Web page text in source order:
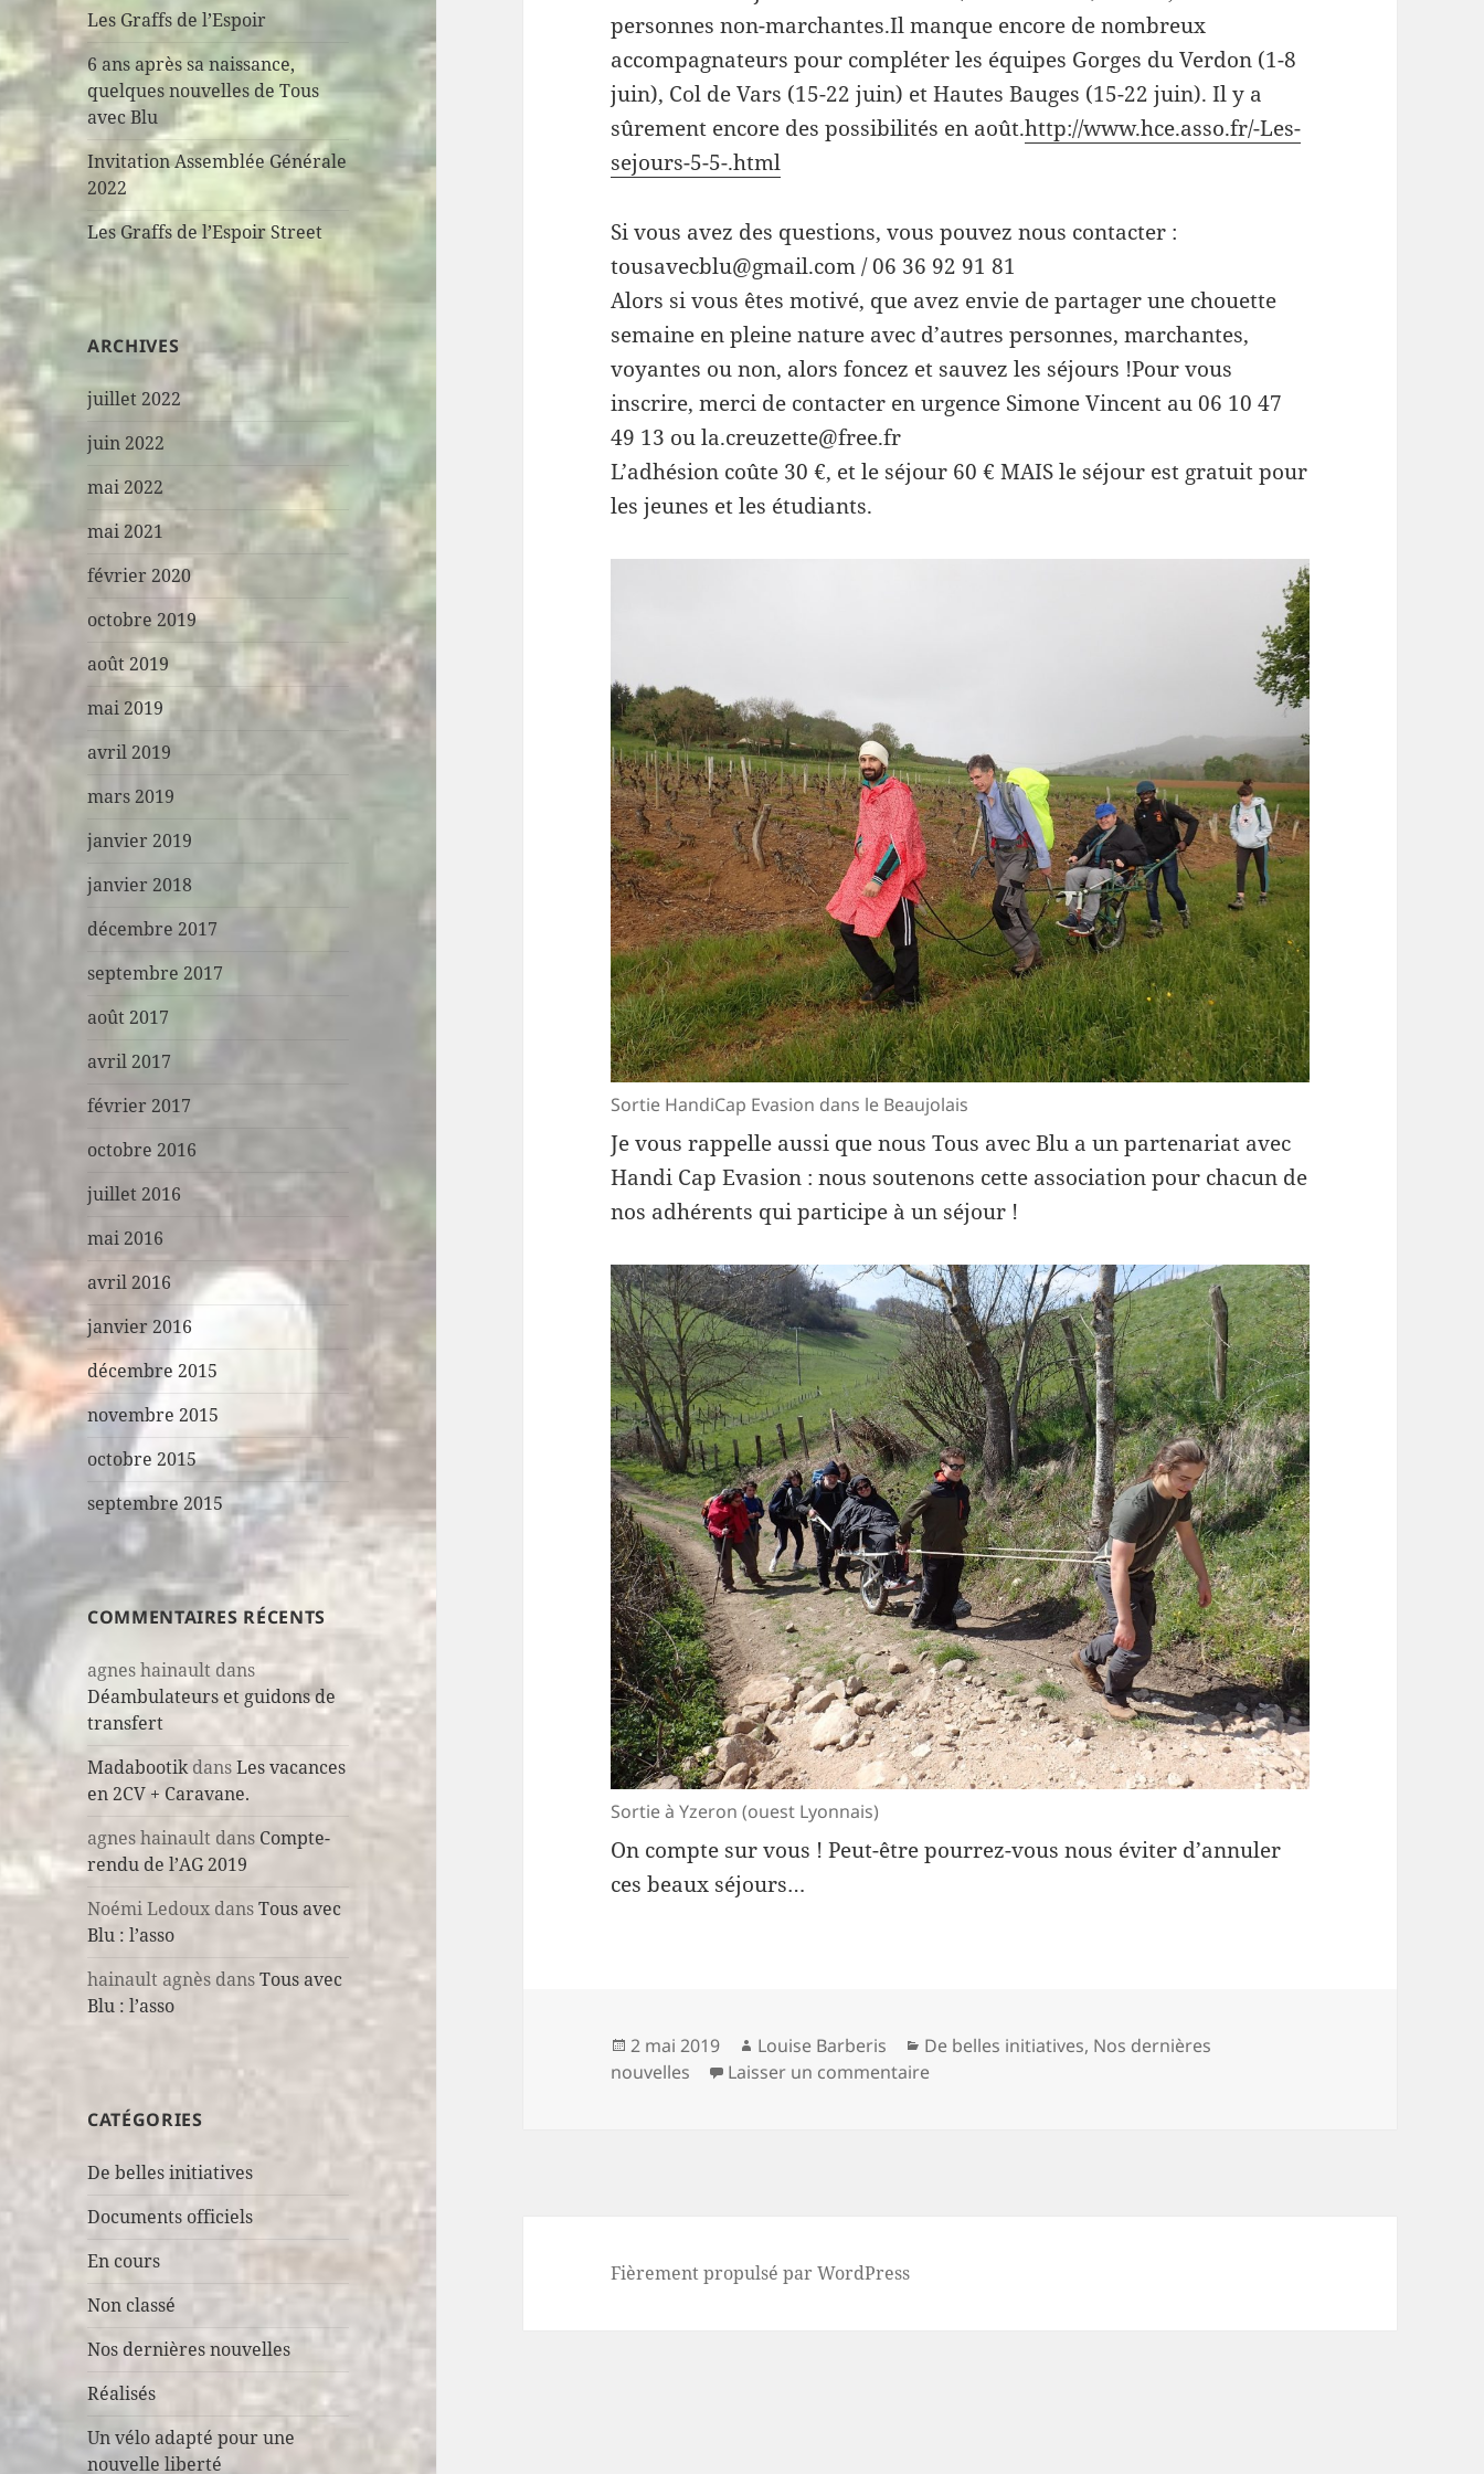
Les Graffs de l’Espoir
6 ans après sa naissance,
quelques nouvelles de Tous
avec Blu
Invitation Assemblée Générale
2022
Les Graffs de l’Espoir Street
ARCHIVES
juillet 2022
juin 2022
mai 2022
mai 2021
février 2020
octobre 2019
août 2019
mai 2019
avril 2019
mars 2019
janvier 2019
janvier 2018
décembre 2017
septembre 2017
août 2017
avril 2017
février 2017
octobre 2016
juillet 2016
mai 2016
avril 2016
janvier 2016
décembre 2015
novembre 2015
octobre 2015
septembre 2015
COMMENTAIRES RÉCENTS
agnes hainault dans
Déambulateurs et guidons de
transfert
MadabootikdansLes vacances
en 2CV + Caravane.
agnes hainault dans Compte-
rendu de l’AG 2019
Noémi Ledoux dansTous avec
Blu : l’asso
hainault agnès dansTous avec
Blu : l’asso
CATÉGORIES
De belles initiatives
Documents officiels
En cours
Non classé
Nos dernières nouvelles
Réalisés
Un vélo adapté pour une
nouvelle liberté
personnes non-marchantes.Il manque encore de nombreux
accompagnateurs pour compléter les équipes Gorges du Verdon (1-8
juin), Col de Vars (15-22 juin) et Hautes Bauges (15-22 juin). Il y a
sûrement encore des possibilités en août.http://www.hce.asso.fr/-Les-
sejours-5-5-.html
Si vous avez des questions, vous pouvez nous contacter :
tousavecblu@gmail.com / 06 36 92 91 81
Alors si vous êtes motivé, que avez envie de partager une chouette
semaine en pleine nature avec d’autres personnes, marchantes,
voyantes ou non, alors foncez et sauvez les séjours !Pour vous
inscrire, merci de contacter en urgence Simone Vincent au 06 10 47
49 13 ou la.creuzette@free.fr
L’adhésion coûte 30 €, et le séjour 60 € MAIS le séjour est gratuit pour
les jeunes et les étudiants.
Sortie HandiCap Evasion dans le Beaujolais
Je vous rappelle aussi que nous Tous avec Blu a un partenariat avec
Handi Cap Evasion : nous soutenons cette association pour chacun de
nos adhérents qui participe à un séjour !
Sortie à Yzeron (ouest Lyonnais)
On compte sur vous ! Peut-être pourrez-vous nous éviter d’annuler
ces beaux séjours…
Publié
le
2 mai 2019 Auteur
Louise Barberis Catégories
De belles initiatives, Nos dernières
nouvelles
Laisser un commentairesur Séjour HandiCap Évasion en recherche urgente
Fièrement propulsé par WordPress